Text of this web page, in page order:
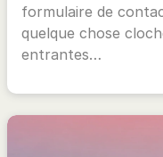
formulaire de
quelque chose
entrantes…